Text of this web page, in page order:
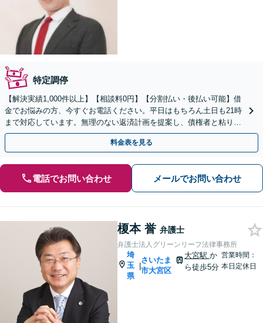
特定調停
【解決実績1,000件以上】【相談料0円】【分割払い・後払い可能】借
金でお悩みの方、今すぐお電話ください。平日はもちろん土日も21時
まで対応しています。無理のない返済計画を提案し、債権者と粘り強
く交渉いたします。
料金表を見る
電話でお問い合わせ メールでお問い合わせ
榎本 誉 弁護士
弁護士法人グリーンリーフ法律事務所
埼
玉
県
|
さいたま
市大宮区
大宮駅 か
ら徒歩5分
営業時間：
本日定休日